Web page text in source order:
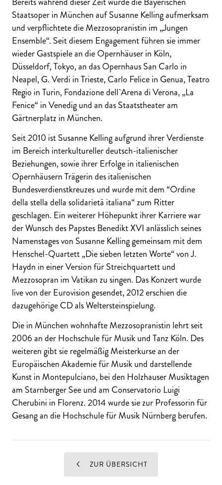
Staatsoper in München auf Susanne Kelling aufmerksam
und verpflichtete die Mezzosopranistin im „Jungen
Ensemble“. Seit diesem Engagement führen sie immer
wieder Gastspiele an die Opernhäuser in Köln,
Düsseldorf, Tokyo, an das Opernhaus San Carlo in
Neapel, G. Verdi in Trieste, Carlo Felice in Genua, Teatro
Regio in Turin, Fondazione dell`Arena di Verona, „La
Fenice“ in Venedig und an das Staatstheater am
Gärtnerplatz in München.
Seit 2010 ist Susanne Kelling aufgrund ihrer Verdienste
im Bereich interkultureller deutsch-italienischer
Beziehungen, sowie ihrer Erfolge in italienischen
Opernhäusern Trägerin des italienischen
Bundesverdienstkreuzes und wurde mit dem “Ordine
della stella della solidarietà italiana“ zum Ritter
geschlagen. Ein weiterer Höhepunkt ihrer Karriere war
der Wunsch des Papstes Benedikt XVI anlässlich seines
Namenstages von Susanne Kelling gemeinsam mit dem
Henschel-Quartett „Die sieben letzten Worte“ von J.
Haydn in einer Version für Streichquartett und
Mezzosopran im Vatikan zu singen. Das Konzert wurde
live von der Eurovision gesendet, 2012 erschien die
dazugehörige CD als Weltersteinspielung.
Die in München wohnhafte Mezzosopranistin lehrt seit
2006 an der Hochschule für Musik und Tanz Köln. Des
weiteren gibt sie regelmäßig Meisterkurse an der
Europäischen Akademie für Musik und darstellende
Kunst in Montepulciano, bei den Holzhauser Musiktagen
am Starnberger See und am Conservatorio Luigi
Cherubini in Florenz. 2014 wurde sie zur Professorin für
Gesang an die Hochschule für Musik Nürnberg berufen.
ZUR ÜBERSICHT